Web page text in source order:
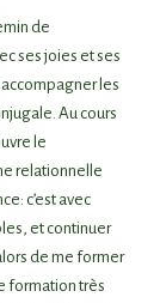
de
ses joies et ses
les
Au cours
le
relationnelle
c’est avec
et continuer
de me former
formation très